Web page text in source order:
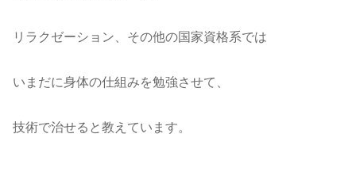
リラクゼーション、その他の国家資格系では
いまだに身体の仕組みを勉強させて、
技術で治せると教えています。